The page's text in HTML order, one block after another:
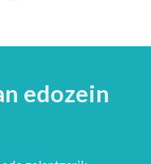
edozein